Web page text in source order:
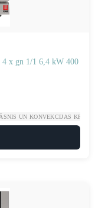
4 x gn 1/1 6,4 kW 400
UN KONVEKCIJAS